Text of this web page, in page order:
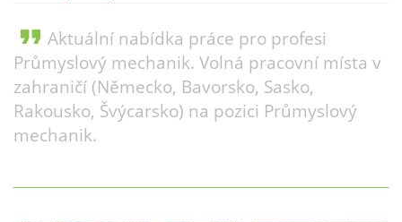
format_quote Aktuální nabídka práce pro profesi
Průmyslový mechanik. Volná pracovní místa v
zahraničí (Německo, Bavorsko, Sasko,
Rakousko, Švýcarsko) na pozici Průmyslový
mechanik.